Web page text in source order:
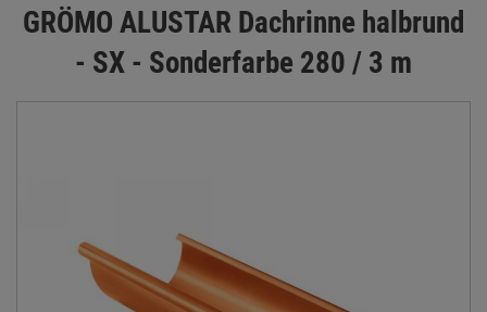
GRÖMO ALUSTAR Dachrinne halbrund
- SX - Sonderfarbe 280 / 3 m